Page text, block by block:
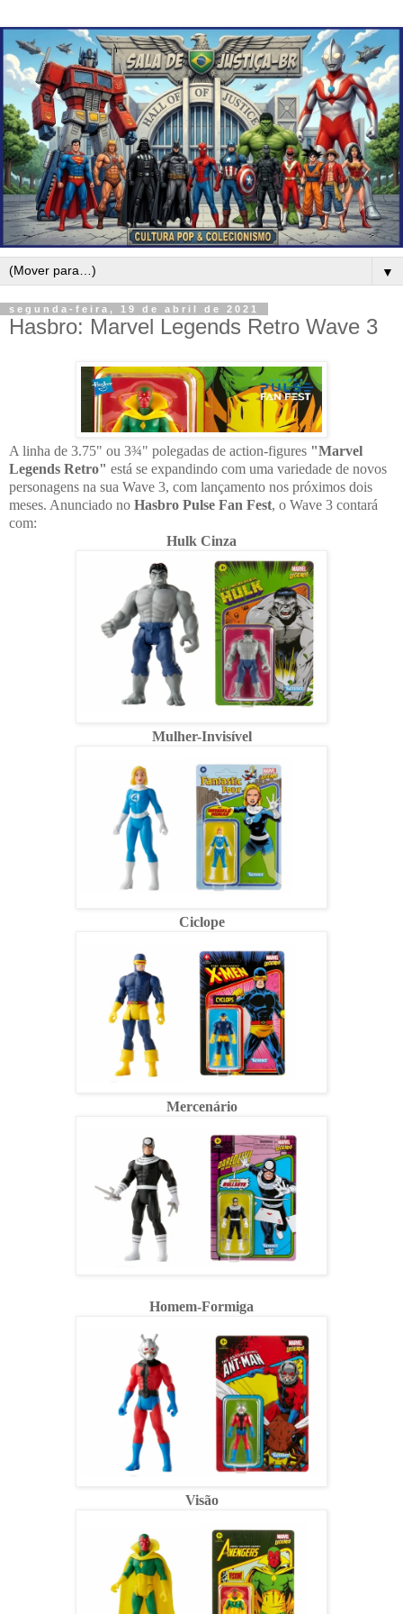
▼
segunda-feira, 19 de abril de 2021
Hasbro: Marvel Legends Retro Wave 3
A linha de 3.75" ou 3¾" polegadas de action-figures "Marvel
Legends Retro" está se expandindo com uma variedade de novos
personagens na sua Wave 3, com lançamento nos próximos dois
meses. Anunciado no Hasbro Pulse Fan Fest, o Wave 3 contará
com:
Hulk Cinza
Mulher-Invisível
Ciclope
Mercenário
Homem-Formiga
Visão